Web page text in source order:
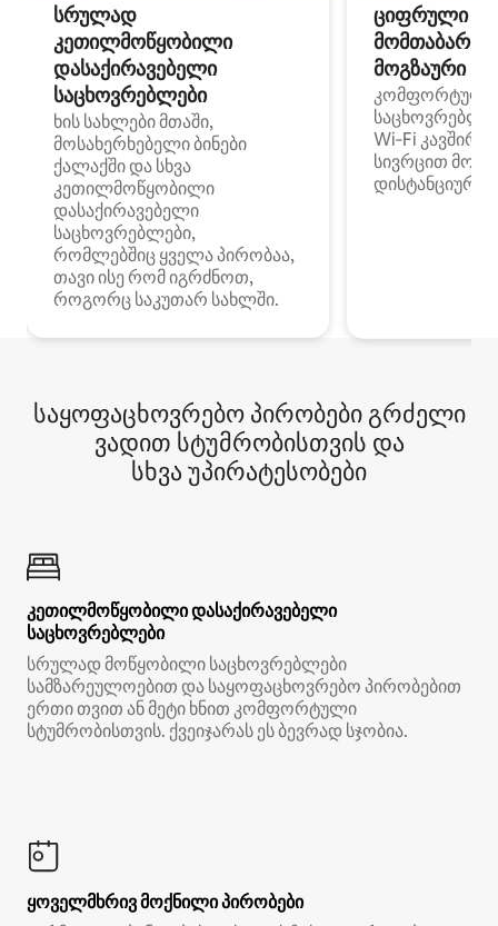
სრულად
კეთილმოწყობილი
დასაქირავებელი
საცხოვრებლები
ხის სახლები მთაში,
მოსახერხებელი ბინები
ქალაქში და სხვა
კეთილმოწყობილი
დასაქირავებელი
საცხოვრებლები,
რომლებშიც ყველა პირობაა,
თავი ისე რომ იგრძნოთ,
როგორც საკუთარ სახლში.
ციფრული
მოგზაური
კომფორტული
Wi‑Fi
სივრცით
დისტანციური
საყოფაცხოვრებო პირობები გრძელი
ვადით სტუმრობისთვის და
სხვა უპირატესობები
კეთილმოწყობილი დასაქირავებელი
საცხოვრებლები
სრულად მოწყობილი საცხოვრებლები
სამზარეულოებით და საყოფაცხოვრებო პირობებით
ერთი თვით ან მეტი ხნით კომფორტული
სტუმრობისთვის. ქვეიჯარას ეს ბევრად სჯობია.
ყოველმხრივ მოქნილი პირობები